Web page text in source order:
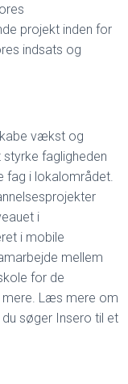
projekt inden for
indsats og
vækst og
styrke fagligheden
fag i lokalområdet.
i
i mobile
mellem
for de
mere. Læs mere om
søger Insero til et